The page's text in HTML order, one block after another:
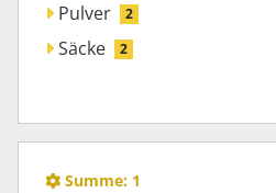
Pulver 2
Säcke 2
Summe: 1